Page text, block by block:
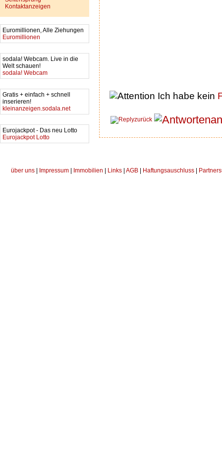
Kontaktanzeigen
Euromillionen, Alle Ziehungen
Euromillionen
sodala! Webcam. Live in die
Welt schauen!
sodala! Webcam
Gratis + einfach + schnell
inserieren!
kleinanzeigen.sodala.net
Eurojackpot - Das neu Lotto
Eurojackpot Lotto
Ich habe kein
zurück
über uns Impressum Immobilien Links AGB Haftungsauschluss